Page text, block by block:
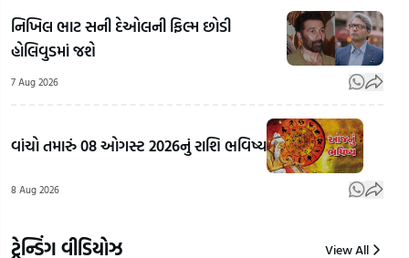
નિખિલ ભાટ સની દેઓલની ફિલ્મ છોડી
હોલિવુડમાં જશે
7 Aug 2026
વાંચો તમારું 08 ઓગસ્ટ 2026નું રાશિ ભવિષ્ય
8 Aug 2026
ટ્રેન્ડિંગ વીડિયોઝ View All
જામનગર
જતો 23
ટન બ્રાસ
સ્ક્રેપ
રાજકોટમાં
કરોડના
ભાંડાફોડ
કારોબાર!
અમદાવાદમાંથી